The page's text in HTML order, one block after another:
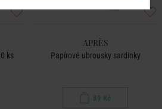
ks
APRÈS
Papírové ubrousky sardinky
89 Kč